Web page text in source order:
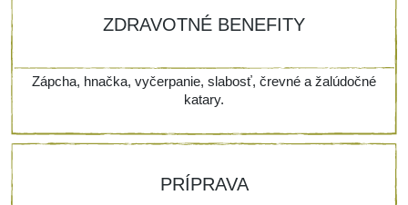
ZDRAVOTNÉ BENEFITY
Zápcha, hnačka, vyčerpanie, slabosť, črevné a žalúdočné
katary.
PRÍPRAVA